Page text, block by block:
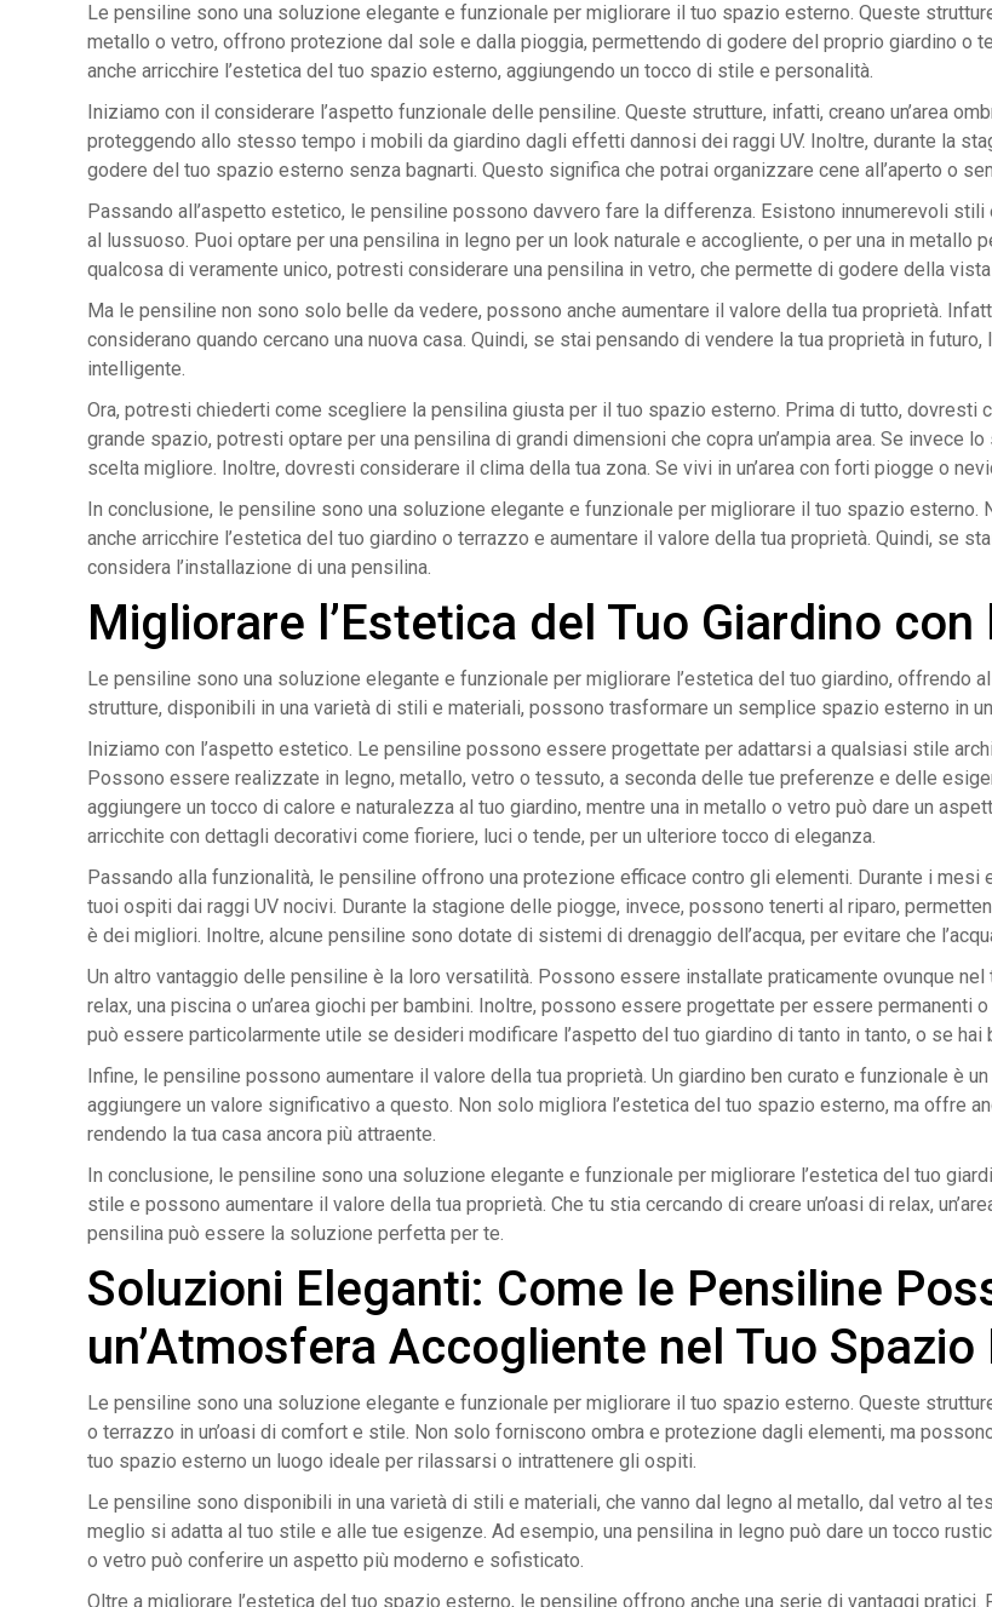
Le pensiline sono una soluzione elegante e funzionale per migliorare il tuo spazio esterno. Queste
metallo o vetro, offrono protezione dal sole e dalla pioggia, permettendo di godere del proprio giardino o
anche arricchire l’estetica del tuo spazio esterno, aggiungendo un tocco di stile e personalità.
Iniziamo con il considerare l’aspetto funzionale delle pensiline. Queste strutture, infatti, creano un’area
proteggendo allo stesso tempo i mobili da giardino dagli effetti dannosi dei raggi UV. Inoltre, durante la
godere del tuo spazio esterno senza bagnarti. Questo significa che potrai organizzare cene all’aperto o
Passando all’aspetto estetico, le pensiline possono davvero fare la differenza. Esistono innumerevoli
al lussuoso. Puoi optare per una pensilina in legno per un look naturale e accogliente, o per una in metallo
qualcosa di veramente unico, potresti considerare una pensilina in vetro, che permette di godere della
Ma le pensiline non sono solo belle da vedere, possono anche aumentare il valore della tua proprietà.
considerano quando cercano una nuova casa. Quindi, se stai pensando di vendere la tua proprietà in
intelligente.
Ora, potresti chiederti come scegliere la pensilina giusta per il tuo spazio esterno. Prima di tutto, dovresti
grande spazio, potresti optare per una pensilina di grandi dimensioni che copra un’ampia area. Se invece
scelta migliore. Inoltre, dovresti considerare il clima della tua zona. Se vivi in un’area con forti piogge o
In conclusione, le pensiline sono una soluzione elegante e funzionale per migliorare il tuo spazio
anche arricchire l’estetica del tuo giardino o terrazzo e aumentare il valore della tua proprietà. Quindi, se
considera l’installazione di una pensilina.
Migliorare l’Estetica del Tuo Giardino con
Le pensiline sono una soluzione elegante e funzionale per migliorare l’estetica del tuo giardino, offrendo
strutture, disponibili in una varietà di stili e materiali, possono trasformare un semplice spazio esterno in
Iniziamo con l’aspetto estetico. Le pensiline possono essere progettate per adattarsi a qualsiasi stile
Possono essere realizzate in legno, metallo, vetro o tessuto, a seconda delle tue preferenze e delle
aggiungere un tocco di calore e naturalezza al tuo giardino, mentre una in metallo o vetro può dare un
arricchite con dettagli decorativi come fioriere, luci o tende, per un ulteriore tocco di eleganza.
Passando alla funzionalità, le pensiline offrono una protezione efficace contro gli elementi. Durante i
tuoi ospiti dai raggi UV nocivi. Durante la stagione delle piogge, invece, possono tenerti al riparo,
è dei migliori. Inoltre, alcune pensiline sono dotate di sistemi di drenaggio dell’acqua, per evitare che
Un altro vantaggio delle pensiline è la loro versatilità. Possono essere installate praticamente ovunque nel
relax, una piscina o un’area giochi per bambini. Inoltre, possono essere progettate per essere
può essere particolarmente utile se desideri modificare l’aspetto del tuo giardino di tanto in tanto, o se
Infine, le pensiline possono aumentare il valore della tua proprietà. Un giardino ben curato e funzionale è
aggiungere un valore significativo a questo. Non solo migliora l’estetica del tuo spazio esterno, ma offre
rendendo la tua casa ancora più attraente.
In conclusione, le pensiline sono una soluzione elegante e funzionale per migliorare l’estetica del tuo
stile e possono aumentare il valore della tua proprietà. Che tu stia cercando di creare un’oasi di relax,
pensilina può essere la soluzione perfetta per te.
Soluzioni Eleganti: Come le Pensiline
un’Atmosfera Accogliente nel Tuo Spazio
Le pensiline sono una soluzione elegante e funzionale per migliorare il tuo spazio esterno. Queste
o terrazzo in un’oasi di comfort e stile. Non solo forniscono ombra e protezione dagli elementi, ma
tuo spazio esterno un luogo ideale per rilassarsi o intrattenere gli ospiti.
Le pensiline sono disponibili in una varietà di stili e materiali, che vanno dal legno al metallo, dal vetro al
meglio si adatta al tuo stile e alle tue esigenze. Ad esempio, una pensilina in legno può dare un tocco
o vetro può conferire un aspetto più moderno e sofisticato.
Oltre a migliorare l’estetica del tuo spazio esterno, le pensiline offrono anche una serie di vantaggi